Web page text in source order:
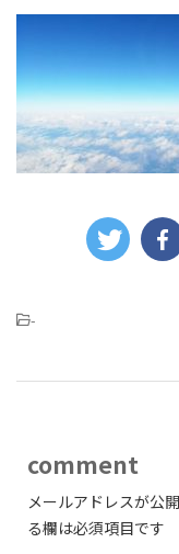
-
comment
メールアドレスが公
る欄は必須項目です